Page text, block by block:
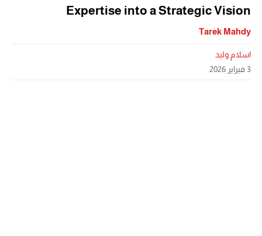
Expertise into a Strategic Vision
Tarek Mahdy
اسلام وليد
3 فبراير 2026